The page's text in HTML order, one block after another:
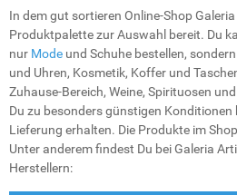
In dem gut sortieren Online-Shop
Produktpalette zur Auswahl bereit. Du
nur Mode und Schuhe bestellen,
und Uhren, Kosmetik, Koffer und
Zuhause-Bereich, Weine, Spirituosen
Du zu besonders günstigen
Lieferung erhalten. Die Produkte im
Unter anderem findest Du bei Galeria
Herstellern: